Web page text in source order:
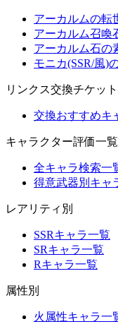
アーカルムの転
アーカルム召喚
アーカルム石の
モニカ(SSR/風)
リンクス交換チケット
交換おすすめキ
キャラクター評価一覧
全キャラ検索一
得意武器別キャ
レアリティ別
SSRキャラ一覧
SRキャラ一覧
Rキャラ一覧
属性別
火属性キャラ一